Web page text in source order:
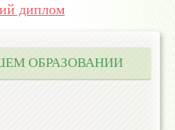
диплом
ОБРАЗОВАНИИ